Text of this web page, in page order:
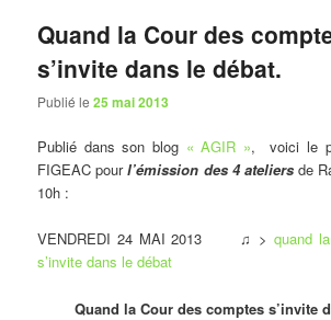
Quand la Cour des
s’invite dans le débat.
Publié le25 mai 2013
Publié dans son blog « AGIR », voici le
FIGEAC pourl’émission des 4 ateliers de
10h :
VENDREDI 24 MAI 2013 ♫ > quand
s’invite dans le débat
Quand la Cour des comptes s’invite